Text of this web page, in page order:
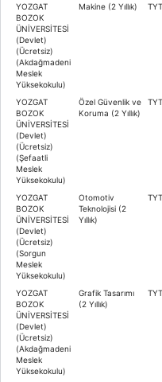
YOZGAT
BOZOK
ÜNİVERSİTESİ
(Devlet)
(Ücretsiz)
(Akdağmadeni
Meslek
Yüksekokulu)
Makine (2 Yıllık) TYT
YOZGAT
BOZOK
ÜNİVERSİTESİ
(Devlet)
(Ücretsiz)
(Şefaatli
Meslek
Yüksekokulu)
Özel Güvenlik ve
Koruma (2 Yıllık)
TYT
YOZGAT
BOZOK
ÜNİVERSİTESİ
(Devlet)
(Ücretsiz)
(Sorgun
Meslek
Yüksekokulu)
Otomotiv
Teknolojisi (2
Yıllık)
TYT
YOZGAT
BOZOK
ÜNİVERSİTESİ
(Devlet)
(Ücretsiz)
(Akdağmadeni
Meslek
Yüksekokulu)
Grafik Tasarımı
(2 Yıllık)
TYT